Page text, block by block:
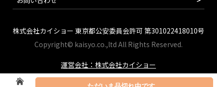
株式会社カイショー 東京都公安委員会許可 第301022418010号
Copyright© kaisyo.co.,ltd All Rights Reserved.
運営会社：株式会社カイショー